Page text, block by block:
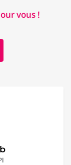
vous !